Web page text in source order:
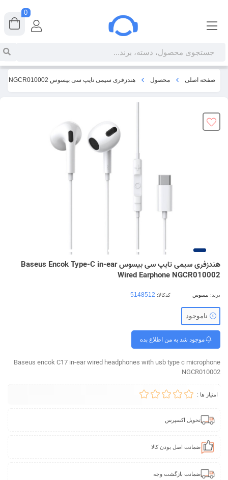
صفحه اصلی محصول هندزفری سیمی تایپ سی بیسوس Baseus Encok Type-C in-ear Wired Earphone NGCR010002
هندزفری سیمی تایپ سی بیسوس Baseus Encok Type-C in-ear
Wired Earphone NGCR010002
برند: بیسوس کدکالا:
ناموجود
موجود شد به من اطلاع بده
Baseus encok C17 in-ear wired headphones with usb type c microphone
NGCR010002
امتیاز ها :
تحویل اکسپرس
ضمانت اصل بودن کالا
ضمانت بازگشت وجه
0